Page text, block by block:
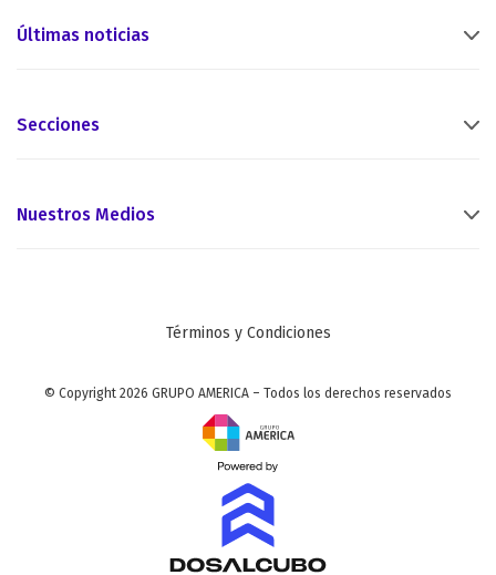
Últimas noticias
Secciones
Nuestros Medios
Términos y Condiciones
© Copyright 2026 GRUPO AMERICA – Todos los derechos reservados